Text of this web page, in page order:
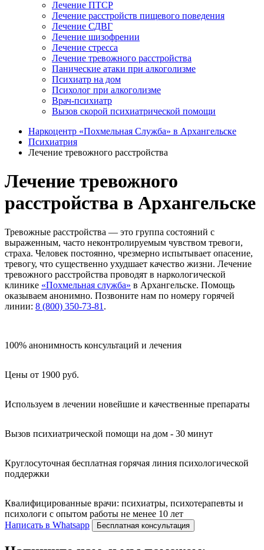
Лечение ПТСР
Лечение расстройств пищевого поведения
Лечение СДВГ
Лечение шизофрении
Лечение стресса
Лечение тревожного расстройства
Панические атаки при алкоголизме
Психиатр на дом
Психолог при алкоголизме
Врач-психиатр
Вызов скорой психиатрической помощи
Наркоцентр «Похмельная Служба» в Архангельске
Психиатрия
Лечение тревожного расстройства
Лечение тревожного
расстройства в Архангельске
Тревожные расстройства ― это группа состояний с
выраженным, часто неконтролируемым чувством тревоги,
страха. Человек постоянно, чрезмерно испытывает опасение,
тревогу, что существенно ухудшает качество жизни. Лечение
тревожного расстройства проводят в наркологической
клинике «Похмельная служба» в Архангельске. Помощь
оказываем анонимно. Позвоните нам по номеру горячей
линии: 8 (800) 350-73-81 .
100% анонимность консультаций и лечения
Цены от 1900 руб.
Используем в лечении новейшие и качественные препараты
Вызов психиатрической помощи на дом - 30 минут
Круглосуточная бесплатная горячая линия психологической
поддержки
Квалифицированные врачи: психиатры, психотерапевты и
психологи с опытом работы не менее 10 лет
Написать в Whatsapp
Бесплатная консультация